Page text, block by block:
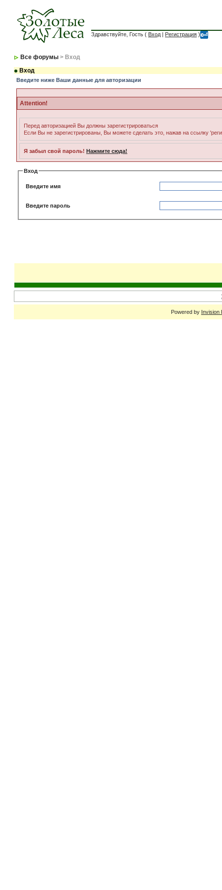
Здравствуйте, Гость ( Вход | Регистрация )
Все форумы > Вход
Вход
Введите ниже Ваши данные для авторизации
Attention!
Перед авторизацией Вы должны зарегистрироваться
Если Вы не зарегистрированы, Вы можете сделать это, нажав на ссылку
Я забыл свой пароль! Нажмите сюда!
Вход
Введите имя
Введите пароль
Powered by Invision